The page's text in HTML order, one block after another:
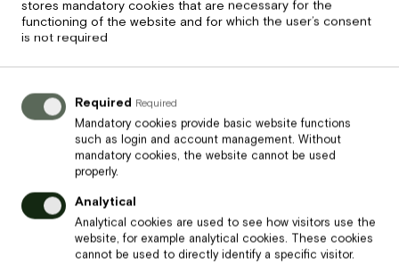
Grauzdiņš ar zuša tartaru
stores mandatory cookies that are necessary for the
functioning of the website and for which the user’s consent
is not required
Required Required
Mandatory cookies provide basic website functions
such as login and account management. Without
mandatory cookies, the website cannot be used
properly.
Analytical
Analytical cookies are used to see how visitors use the
website, for example analytical cookies. These cookies
cannot be used to directly identify a specific visitor.